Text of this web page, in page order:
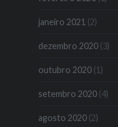
janeiro 2021 (2)
dezembro 2020(3)
outubro 2020(1)
setembro 2020(4)
agosto 2020(2)